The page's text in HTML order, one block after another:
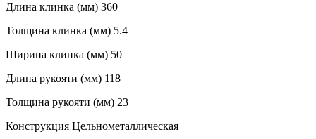
Длина клинка (мм) 360
Толщина клинка (мм) 5.4
Ширина клинка (мм) 50
Длина рукояти (мм) 118
Толщина рукояти (мм) 23
Конструкция Цельнометаллическая